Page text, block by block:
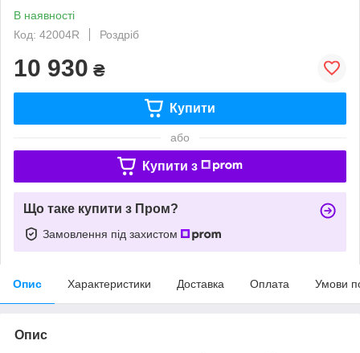
В наявності
Код: 42004R
Роздріб
10 930 ₴
Купити
або
Купити з
Що таке купити з Пром?
Замовлення під захистом
Опис Характеристики Доставка Оплата Умови
Опис